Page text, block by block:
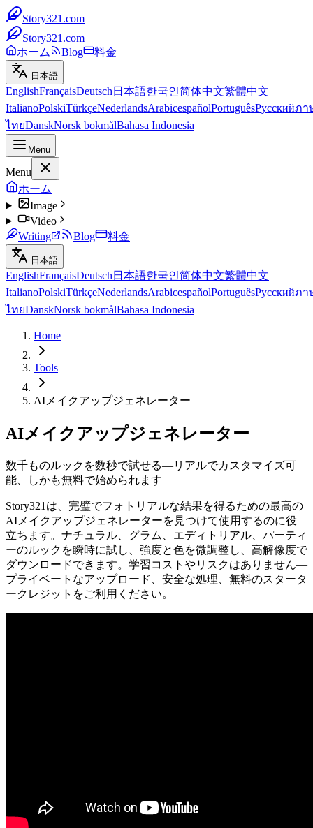
Story321.com
Story321.com
ホーム
Blog 料金
日本語
EnglishFrançaisDeutsch 日本語한국인简体中文繁體中文
ItalianoPolskiTürkçeNederlandsArabicespañolPortuguêsРусскийภา
ไทยDanskNorsk bokmålBahasa Indonesia
Menu
Menu
ホーム
Image
Video
Writing
Blog 料金
日本語
EnglishFrançaisDeutsch 日本語한국인简体中文繁體中文
ItalianoPolskiTürkçeNederlandsArabicespañolPortuguêsРусскийภา
ไทยDanskNorsk bokmålBahasa Indonesia
Home
Tools
AIメイクアップジェネレーター
AIメイクアップジェネレーター
数千ものルックを数秒で試せる—リアルでカスタマイズ可
能、しかも無料で始められます
Story321は、完璧でフォトリアルな結果を得るための最高の
AIメイクアップジェネレーターを見つけて使用するのに役
立ちます。ナチュラル、グラム、エディトリアル、パーティ
ーのルックを瞬時に試し、強度と色を微調整し、高解像度で
ダウンロードできます。学習コストやリスクはありません—
プライベートなアップロード、安全な処理、無料のスタータ
ークレジットをご利用ください。